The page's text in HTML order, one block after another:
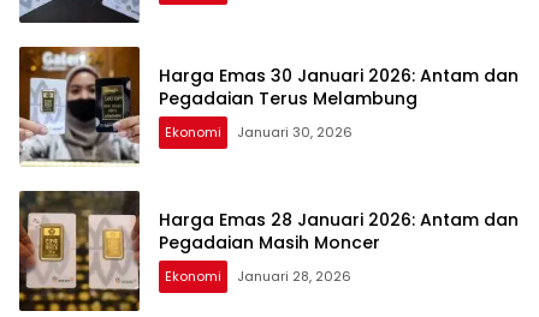
Harga Emas 30 Januari 2026: Antam dan
Pegadaian Terus Melambung
Ekonomi Januari 30, 2026
Harga Emas 28 Januari 2026: Antam dan
Pegadaian Masih Moncer
Ekonomi Januari 28, 2026